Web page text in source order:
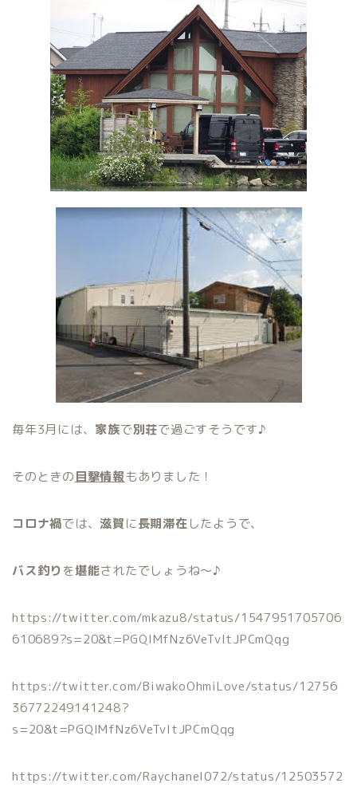
毎年3月には、 家族で別荘で過ごすそうです♪
そのときの目撃情報もありました！
コロナ禍では、滋賀に長期滞在したようで、
バス釣り を堪能されたでしょうね〜♪
https://twitter.com/mkazu8/status/1547951705706
610689?s=20&t=PGQIMfNz6VeTvItJPCmQqg
https://twitter.com/BiwakoOhmiLove/status/12756
36772249141248?
s=20&t=PGQIMfNz6VeTvItJPCmQqg
https://twitter.com/Raychanel072/status/12503572